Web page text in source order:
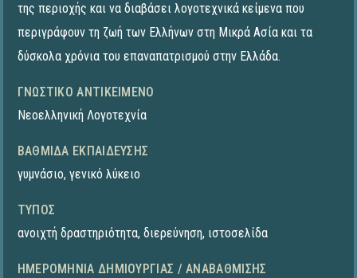
της περιοχής και να διαβάσει λογοτεχνικά κείμενα που
περιγράφουν τη ζωή των Ελλήνων στη Μικρά Ασία και τα
δύσκολα χρόνια του επαναπατρισμού στην Ελλάδα.
ΓΝΩΣΤΙΚΌ ΑΝΤΙΚΕΊΜΕΝΟ
Νεοελληνική Λογοτεχνία
ΒΑΘΜΊΔΑ ΕΚΠΑΊΔΕΥΣΗΣ
γυμνάσιο, γενικό λύκειο
ΤΎΠΟΣ
ανοιχτή δραστηριότητα, διερεύνηση, ιστοσελίδα
ΗΜΕΡΟΜΗΝΊΑ ΔΗΜΙΟΥΡΓΊΑΣ / ΑΝΑΒΆΘΜΙΣΗΣ